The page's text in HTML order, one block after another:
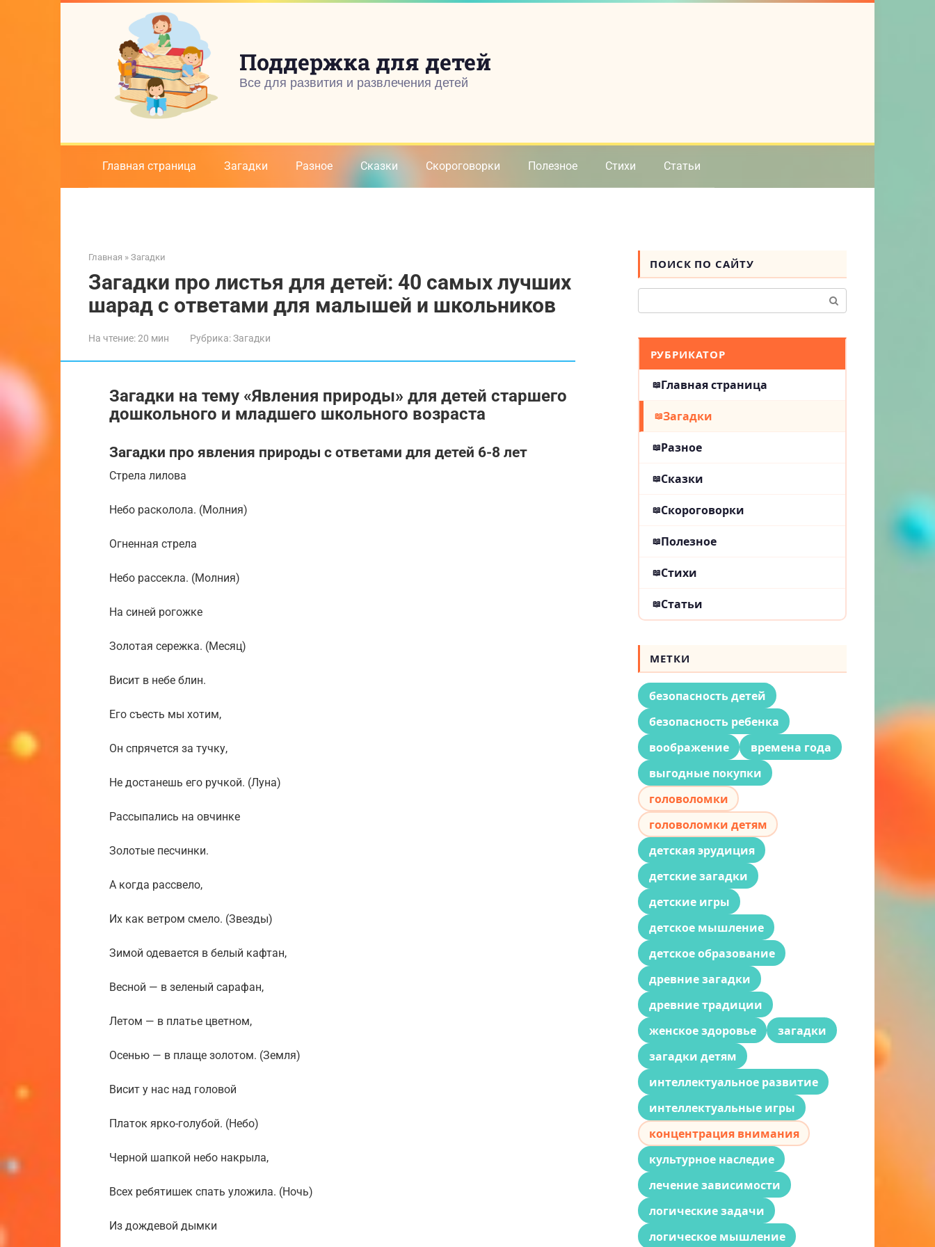
Поддержка для детей
Все для развития и развлечения детей
Главная страница Загадки Разное Сказки Скороговорки Полезное Стихи Статьи
Главная » Загадки
Загадки про листья для детей: 40 самых лучших
шарад с ответами для малышей и школьников
На чтение:20 мин Рубрика:Загадки
Загадки на тему «Явления природы» для детей старшего
дошкольного и младшего школьного возраста
Загадки про явления природы с ответами для детей 6-8 лет
Стрела лилова
Небо расколола. (Молния)
Огненная стрела
Небо рассекла. (Молния)
На синей рогожке
Золотая сережка. (Месяц)
Висит в небе блин.
Его съесть мы хотим,
Он спрячется за тучку,
Не достанешь его ручкой. (Луна)
Рассыпались на овчинке
Золотые песчинки.
А когда рассвело,
Их как ветром смело. (Звезды)
Зимой одевается в белый кафтан,
Весной — в зеленый сарафан,
Летом — в платье цветном,
Осенью — в плаще золотом. (Земля)
Висит у нас над головой
Платок ярко-голубой. (Небо)
Черной шапкой небо накрыла,
Всех ребятишек спать уложила. (Ночь)
Из дождевой дымки
ПОИСК ПО САЙТУ
РУБРИКАТОР
Главная страница
Загадки
Разное
Сказки
Скороговорки
Полезное
Стихи
Статьи
МЕТКИ
безопасность детей
безопасность ребенка
воображение
времена года
выгодные покупки
головоломки
головоломки детям
детская эрудиция
детские загадки
детские игры
детское мышление
детское образование
древние загадки
древние традиции
женское здоровье
загадки
загадки детям
интеллектуальное развитие
интеллектуальные игры
концентрация внимания
культурное наследие
лечение зависимости
логические задачи
логическое мышление